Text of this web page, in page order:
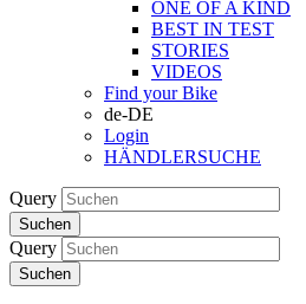
ONE OF A KIND
BEST IN TEST
STORIES
VIDEOS
Find your Bike
de-DE
Login
HÄNDLERSUCHE
Query
Suchen
Query
Suchen